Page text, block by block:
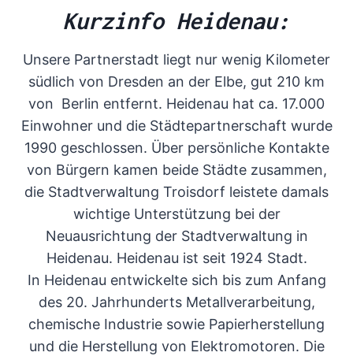
Kurzinfo Heidenau:
Unsere Partnerstadt liegt nur wenig Kilometer
südlich von Dresden an der Elbe, gut 210 km
von Berlin entfernt. Heidenau hat ca. 17.000
Einwohner und die Städtepartnerschaft wurde
1990 geschlossen. Über persönliche Kontakte
von Bürgern kamen beide Städte zusammen,
die Stadtverwaltung Troisdorf leistete damals
wichtige Unterstützung bei der
Neuausrichtung der Stadtverwaltung in
Heidenau. Heidenau ist seit 1924 Stadt.
In Heidenau entwickelte sich bis zum Anfang
des 20. Jahrhunderts Metallverarbeitung,
chemische Industrie sowie Papierherstellung
und die Herstellung von Elektromotoren. Die